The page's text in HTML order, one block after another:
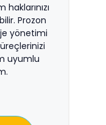
Prozon
yönetimi
uyumlu